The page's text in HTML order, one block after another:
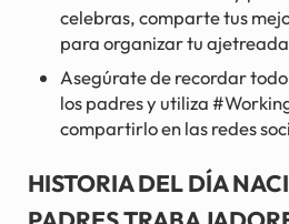
celebras, comparte tus
para organizar tu
Asegúrate de recordar
los padres y utiliza
compartirlo en las redes
HISTORIA DEL DÍA